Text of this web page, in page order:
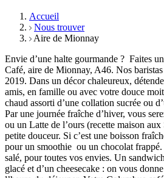
Accueil
Nous trouver
Aire de Mionnay
Envie d’une halte gourmande ? Faites
Café, aire de Mionnay, A46. Nos
2019. Dans un décor chaleureux,
amis, en famille ou avec votre douce
chaud assorti d’une collation sucrée ou
Par une journée fraîche d’hiver, vous
ou un Latte de l’ours (recette maison
petite douceur. Si c’est une boisson
pour un smoothie ou un chocolat
salé, pour toutes vos envies. Un
glacé et d’un cheesecake : on vous